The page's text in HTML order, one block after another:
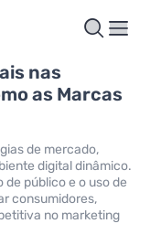
nas
as Marcas
de mercado,
digital dinâmico.
público e o uso de
consumidores,
no marketing